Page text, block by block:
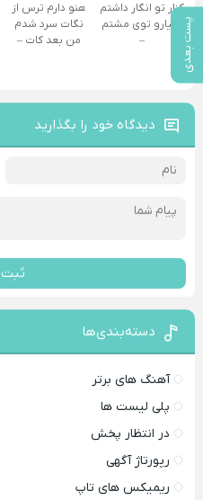
پست بعدی
کنار تو انگار داشتم
دنیارو توی مشتم
–
هنو دارم ترس از
نگات سرد شدم
من بعد کات –
دیدگاه خود را بگذارید
ثبت
دسته‌بندی‌ها
آهنگ های برتر
پلی لیست ها
در انتظار پخش
رپورتاژ آگهی
ریمیکس های تاپ